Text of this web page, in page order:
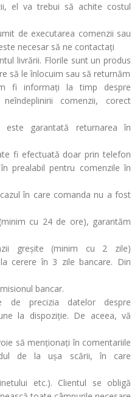
el va trebui să achite costul
de executarea comenzii sau
necesar să ne contactați
livrării. Florile sunt un produs
să le înlocuim sau să returnăm
fi informați la timp despre
comenzii, corect
este garantată returnarea în
fi efectuată doar prin telefon
prealabil pentru comenzile în
în care comanda nu a fost
cu 24 de ore), garantăm
greșite (minim cu 2 zile)
cerere în 3 zile bancare. Din
bancar.
de precizia datelor despre
la dispoziție. De aceea, vă
să menționați în comentariile
de la ușa scării, în care
etc.). Clientul se obligă